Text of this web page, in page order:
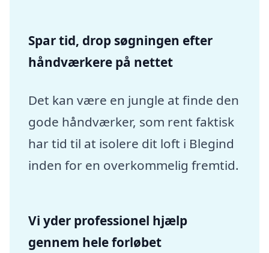
Spar tid, drop søgningen efter
håndværkere på nettet
Det kan være en jungle at finde den
gode håndværker, som rent faktisk
har tid til at isolere dit loft i Blegind
inden for en overkommelig fremtid.
Vi yder professionel hjælp
gennem hele forløbet